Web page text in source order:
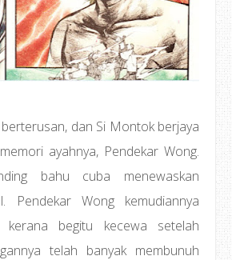
dan Si Montok berjaya
ayahnya, Pendekar Wong.
bahu cuba menewaskan
Pendekar Wong kemudiannya
kerana begitu kecewa setelah
telah banyak membunuh